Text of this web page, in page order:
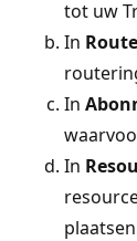
tot uw
In
In
In